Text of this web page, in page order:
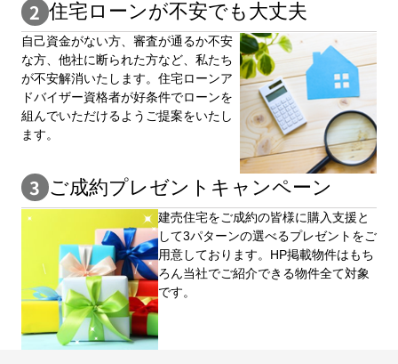
住宅ローンが不安でも大丈夫
自⼰資⾦がない⽅、審査が通るか不安
な⽅、他社に断られた⽅など、私たち
が不安解消いたします。住宅ローンア
ドバイザー資格者が好条件でローンを
組んでいただけるようご提案をいたし
ます。
ご成約プレゼントキャンペーン
建売住宅をご成約の皆様に購⼊⽀援と
して3パターンの選べるプレゼントをご
用意しております。HP掲載物件はもち
ろん当社でご紹介できる物件全て対象
です。